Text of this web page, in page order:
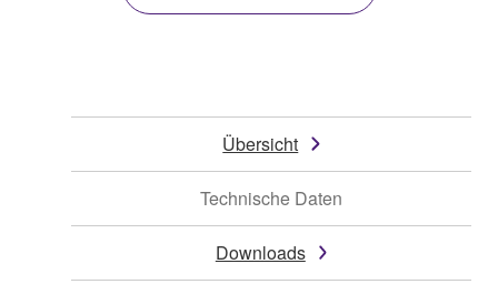
Übersicht
Technische Daten
Downloads